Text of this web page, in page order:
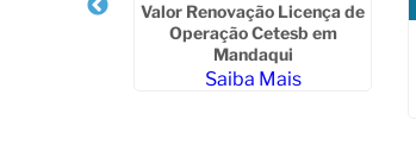
Valor Renovação Licença de
Operação Cetesb em
Mandaqui
Saiba Mais